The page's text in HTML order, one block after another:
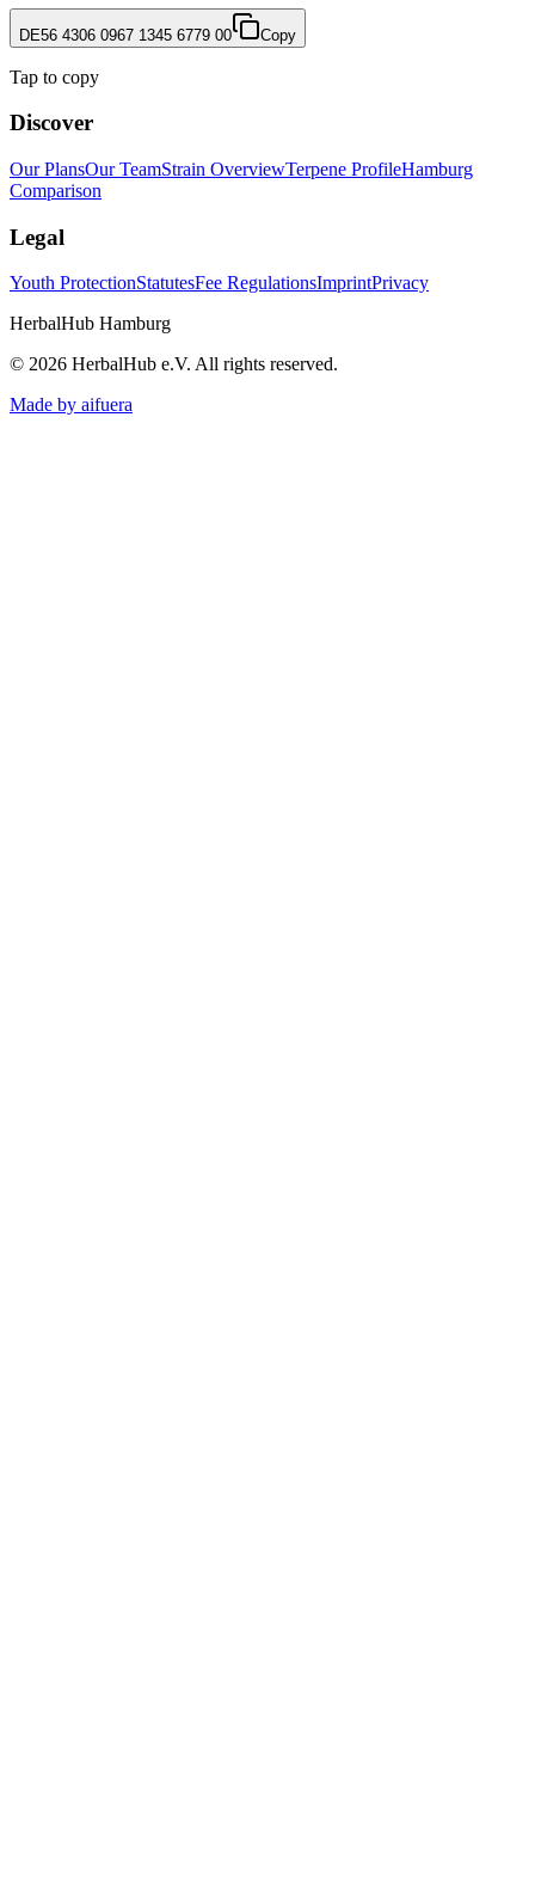
DE56 4306 0967 1345 6779 00 Copy
Tap to copy
Discover
Our PlansOur TeamStrain OverviewTerpene ProfileHamburg
Comparison
Legal
Youth ProtectionStatutesFee RegulationsImprintPrivacy
HerbalHub Hamburg
© 2026 HerbalHub e.V. All rights reserved.
Made by aifuera